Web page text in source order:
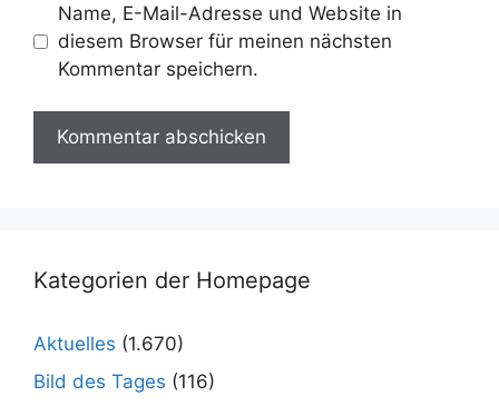
Name, E-Mail-Adresse und Website in
diesem Browser für meinen nächsten
Kommentar speichern.
Kategorien der Homepage
Aktuelles (1.670)
Bild des Tages (116)